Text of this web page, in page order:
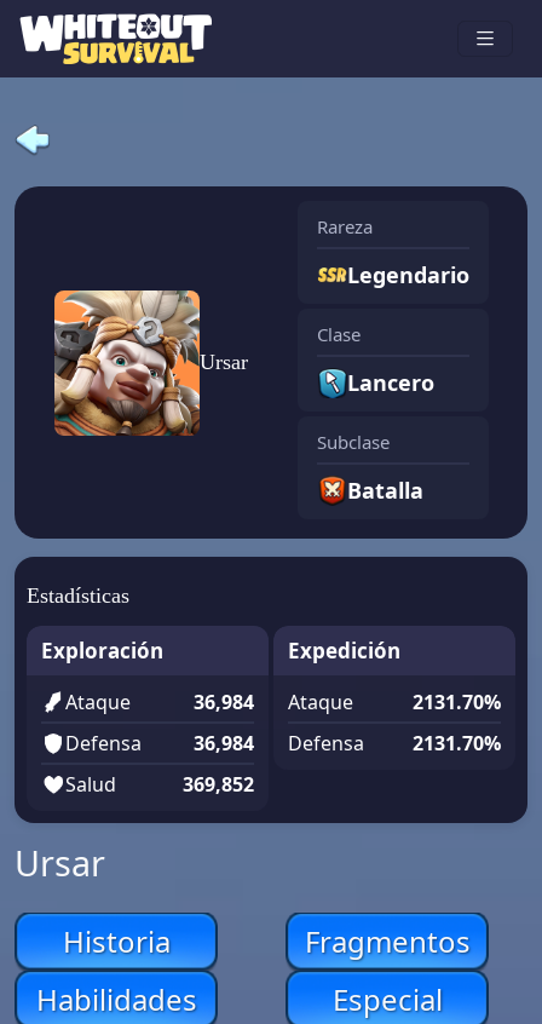
Ursar
Rareza
Legendario
Clase
Lancero
Subclase
Batalla
Estadísticas
Exploración
Ataque
36,984
Defensa
36,984
Salud
369,852
Expedición
Ataque
2131.70%
Defensa
2131.70%
Ursar
Historia
Fragmentos
Habilidades
Especial